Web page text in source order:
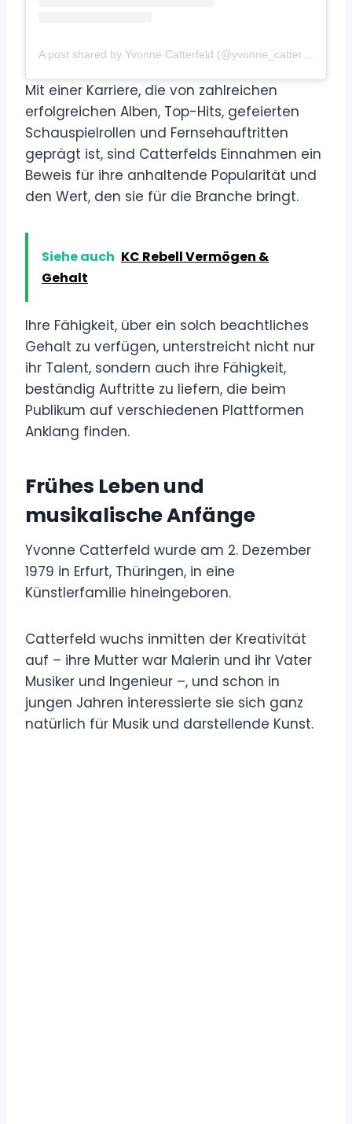
Mit einer Karriere, die von zahlreichen
erfolgreichen Alben, Top-Hits, gefeierten
Schauspielrollen und Fernsehauftritten
geprägt ist, sind Catterfelds Einnahmen ein
Beweis für ihre anhaltende Popularität und
den Wert, den sie für die Branche bringt.
Siehe auch KC Rebell Vermögen &
Gehalt
Ihre Fähigkeit, über ein solch beachtliches
Gehalt zu verfügen, unterstreicht nicht nur
ihr Talent, sondern auch ihre Fähigkeit,
beständig Auftritte zu liefern, die beim
Publikum auf verschiedenen Plattformen
Anklang finden.
Frühes Leben und
musikalische Anfänge
Yvonne Catterfeld wurde am 2. Dezember
1979 in Erfurt, Thüringen, in eine
Künstlerfamilie hineingeboren.
Catterfeld wuchs inmitten der Kreativität
auf – ihre Mutter war Malerin und ihr Vater
Musiker und Ingenieur –, und schon in
jungen Jahren interessierte sie sich ganz
natürlich für Musik und darstellende Kunst.